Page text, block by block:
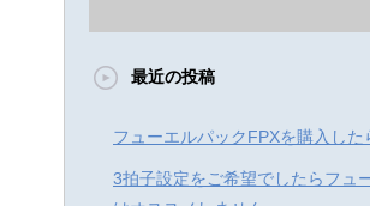
最近の投稿
フューエルパックFPXを購入した
3拍子設定をご希望でしたらフュ